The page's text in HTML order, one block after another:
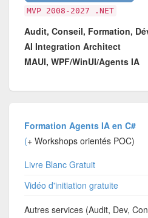
MVP 2008-2027 .NET
Audit, Conseil, Formation,
AI Integration Architect
MAUI, WPF/WinUI/Agents IA
Formation Agents IA en C#
(+ Workshops orientés POC)
Livre Blanc Gratuit
Vidéo d'initiation gratuite
Autres services (Audit, Dev,